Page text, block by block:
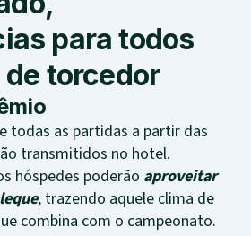
para todos
torcedor
todas as partidas a partir das
transmitidos no hotel.
hóspedes poderão aproveitar
, trazendo aquele clima de
combina com o campeonato.